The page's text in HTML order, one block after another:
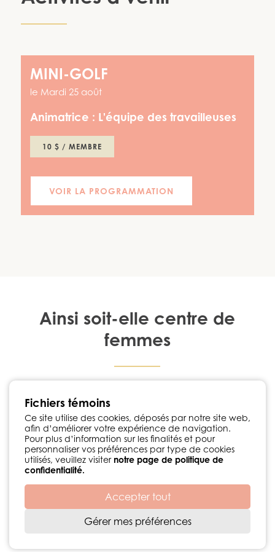
MINI-GOLF
le Mardi 25 août
Animatrice : L'équipe des travailleuses
10 $ / MEMBRE
VOIR LA PROGRAMMATION
Ainsi soit-elle centre de
femmes
450 447-3576 •
Suivez-nous sur Facebook
Politique de confidentialité
Développement web par
© 2026 Centre de femmes Ainsi soit-elle
Fichiers témoins
Ce site utilise des cookies, déposés par notre site web,
afin d’améliorer votre expérience de navigation.
Pour plus d’information sur les finalités et pour
personnaliser vos préférences par type de cookies
utilisés, veuillez visiter notre page de politique de
confidentialité.
Accepter tout
Gérer mes préférences